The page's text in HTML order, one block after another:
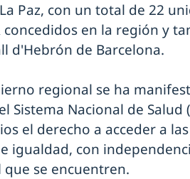
Paz, con un total de 22
concedidos en la región y
d'Hebrón de Barcelona.
regional se ha
Sistema Nacional de Salud
el derecho a acceder a
igualdad, con
se encuentren.